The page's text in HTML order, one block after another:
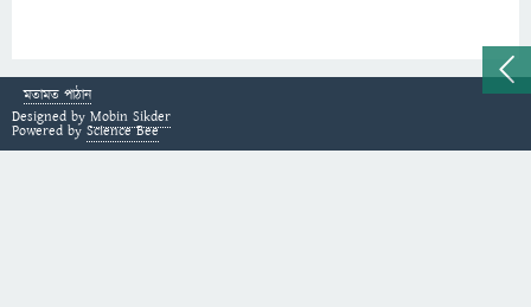
মতামত পাঠান
Designed by Mobin Sikder
Powered by Science Bee